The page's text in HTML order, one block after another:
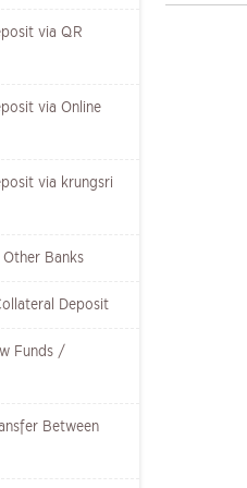
via QR
via Online
via krungsri
Banks
Deposit
Funds /
Between